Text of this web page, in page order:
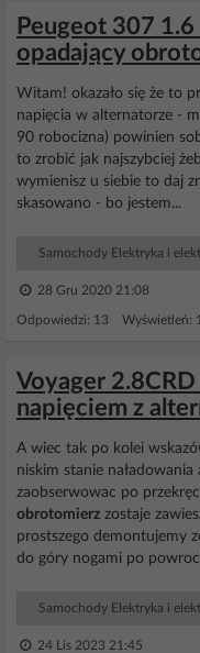
Peugeot 307
opadający
Witam! okazało się że to
napięcia w alternatorze -
90 robocizna) powinien
to zrobić jak najszybciej
wymienisz u siebie to daj
skasowano - bo jestem...
Samochody Elektryka i
28 Gru 2020 21:08
Odpowiedzi: 13 Wyświetleń:
Voyager
napięciem z
A wiec tak po kolei
niskim stanie
zaobserwowac po
obrotomierz zostaje
prostszego demontujemy
do góry nogami po
Samochody Elektryka i
24 Lis 2023 21:45